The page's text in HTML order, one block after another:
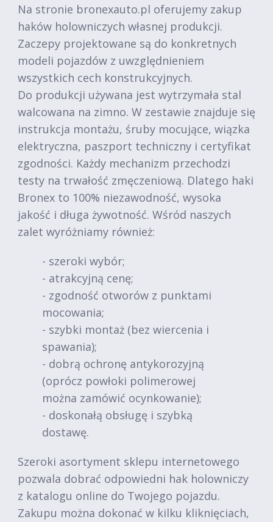
Na stronie bronexauto.pl oferujemy zakup
haków holowniczych własnej produkcji.
Zaczepy projektowane są do konkretnych
modeli pojazdów z uwzględnieniem
wszystkich cech konstrukcyjnych.
Do produkcji używana jest wytrzymała stal
walcowana na zimno. W zestawie znajduje się
instrukcja montażu, śruby mocujące, wiązka
elektryczna, paszport techniczny i certyfikat
zgodności. Każdy mechanizm przechodzi
testy na trwałość zmęczeniową. Dlatego haki
Bronex to 100% niezawodność, wysoka
jakość i długa żywotność. Wśród naszych
zalet wyróżniamy również:
- szeroki wybór;
- atrakcyjną cenę;
- zgodność otworów z punktami
mocowania;
- szybki montaż (bez wiercenia i
spawania);
- dobrą ochronę antykorozyjną
(oprócz powłoki polimerowej
można zamówić ocynkowanie);
- doskonałą obsługę i szybką
dostawę.
Szeroki asortyment sklepu internetowego
pozwala dobrać odpowiedni hak holowniczy
z katalogu online do Twojego pojazdu.
Zakupu można dokonać w kilku kliknięciach,